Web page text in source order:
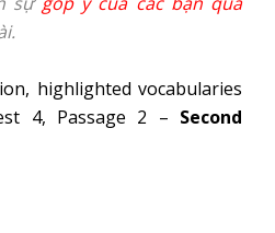
highlighted vocabularies
4, Passage 2 – Second